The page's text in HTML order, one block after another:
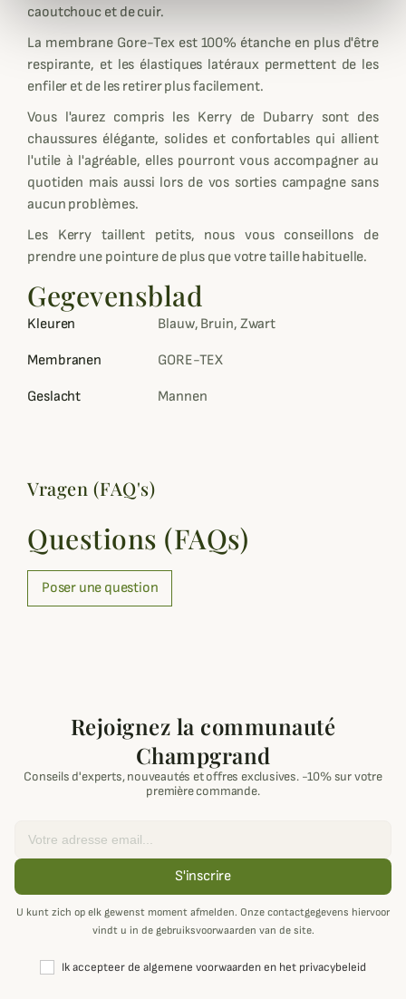
caoutchouc et de cuir.
La membrane Gore-Tex est 100% étanche en plus d'être
respirante, et les élastiques latéraux permettent de les
enfiler et de les retirer plus facilement.
Vous l'aurez compris les Kerry de Dubarry sont des
chaussures élégante, solides et confortables qui allient
l'utile à l'agréable, elles pourront vous accompagner au
quotiden mais aussi lors de vos sorties campagne sans
aucun problèmes.
Les Kerry taillent petits, nous vous conseillons de
prendre une pointure de plus que votre taille habituelle.
Gegevensblad
Kleuren Blauw, Bruin, Zwart
Membranen GORE-TEX
Geslacht Mannen
Vragen (FAQ's)
Questions (FAQs)
Poser une question
Rejoignez la communauté
Champgrand
Conseils d'experts, nouveautés et offres exclusives. -10% sur votre
première commande.
S'inscrire
U kunt zich op elk gewenst moment afmelden. Onze contactgegevens hiervoor
vindt u in de gebruiksvoorwaarden van de site.
Ik accepteer de algemene voorwaarden en het privacybeleid